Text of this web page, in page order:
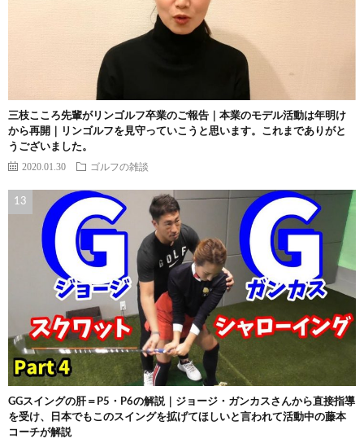
三枝こころ先輩がリンゴルフ卒業のご報告｜本業のモデル活動は年明け
から再開｜リンゴルフを見守っていこうと思います。これまでありがと
うございました。
2020.01.30 ゴルフの雑談
GGスイングの肝＝P5・P6の解説｜ジョージ・ガンカスさんから直接指導
を受け、日本でもこのスイングを拡げてほしいと言われて活動中の藤本
コーチが解説